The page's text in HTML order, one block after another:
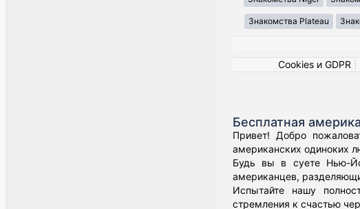
Знакомства Plateau
Cookies и GDPR
Бесплатная
Привет! Добро
американских одиноких
Будь вы в суете Нью-
американцев,
Испытайте нашу
стремления к счастью